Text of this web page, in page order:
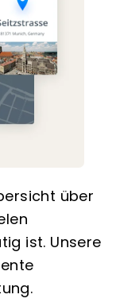
über
ist. Unsere